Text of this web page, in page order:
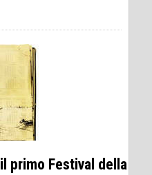
primo Festival della